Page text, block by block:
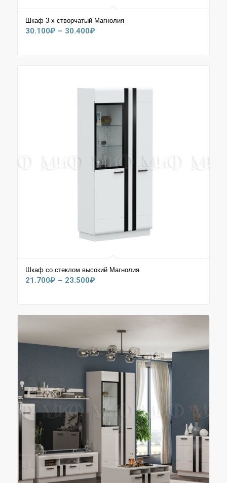
Шкаф 3-х створчатый Магнолия
30.100₽ – 30.400₽Диапазон
Шкаф со стеклом высокий Магнолия
21.700₽ – 23.500₽Диапазон
–
23.500₽